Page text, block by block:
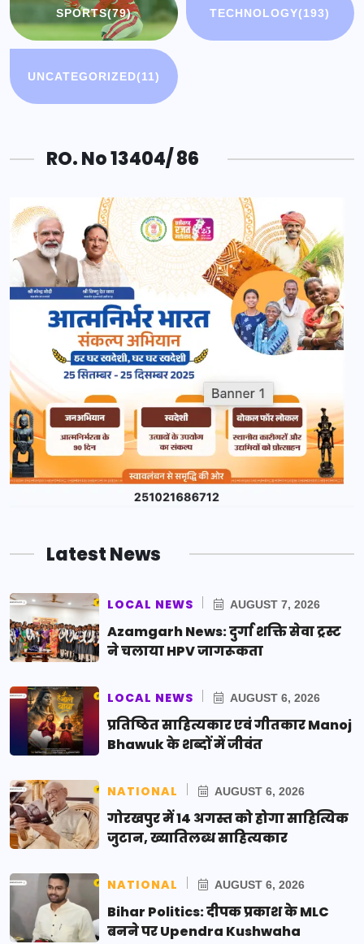
SPORTS(79) TECHNOLOGY(193)
UNCATEGORIZED(11)
RO. No 13404/ 86
Latest News
LOCAL NEWS AUGUST 7, 2026
Azamgarh News: दुर्गा शक्ति सेवा ट्रस्ट
ने चलाया HPV जागरूकता
LOCAL NEWS AUGUST 6, 2026
प्रतिष्ठित साहित्यकार एवं गीतकार Manoj
Bhawuk के शब्दों में जीवंत
NATIONAL AUGUST 6, 2026
गोरखपुर में 14 अगस्त को होगा साहित्यिक
जुटान, ख्यातिलब्ध साहित्यकार
NATIONAL AUGUST 6, 2026
Bihar Politics: दीपक प्रकाश के MLC
बनने पर Upendra Kushwaha